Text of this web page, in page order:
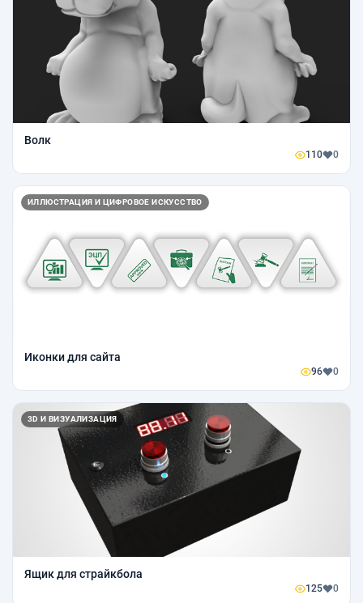
Волк
110 0
ИЛЛЮСТРАЦИЯ И ЦИФРОВОЕ ИСКУССТВО
Иконки для сайта
96 0
3D И ВИЗУАЛИЗАЦИЯ
Ящик для страйкбола
125 0